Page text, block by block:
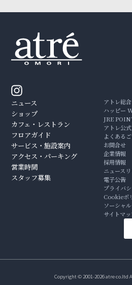
ニュース
ショップ
カフェ・レストラン
フロアガイド
サービス・施設案内
アクセス・パーキング
営業時間
スタッフ募集
アトレ総
ハッピー
JRE
アトレ公
よくある
お問合せ
企業情報
採用情報
ニュース
電子公告
プライバ
Cookieポ
ソーシャ
サイトマ
Copyright © 2001-2026 atre co.ltd